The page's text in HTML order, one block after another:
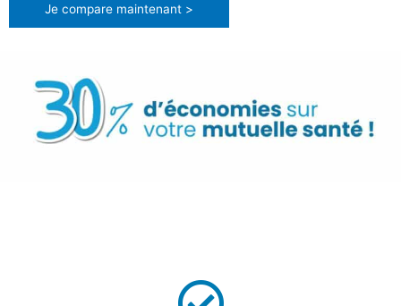
Je compare maintenant >